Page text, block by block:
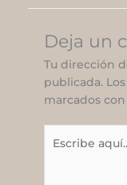
Deja un
Tu dirección
publicada.
marcados con
aquí...